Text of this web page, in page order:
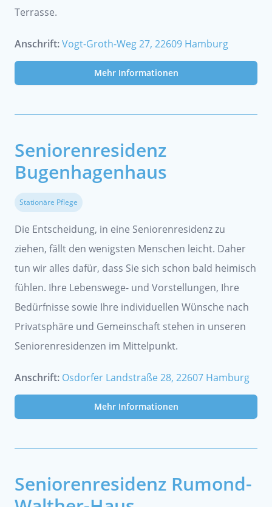
Terrasse.
Anschrift:Vogt-Groth-Weg 27, 22609 Hamburg
Mehr Informationen
Seniorenresidenz
Bugenhagenhaus
Stationäre Pflege
Die Entscheidung, in eine Seniorenresidenz zu
ziehen, fällt den wenigsten Menschen leicht. Daher
tun wir alles dafür, dass Sie sich schon bald heimisch
fühlen. Ihre Lebenswege- und Vorstellungen, Ihre
Bedürfnisse sowie Ihre individuellen Wünsche nach
Privatsphäre und Gemeinschaft stehen in unseren
Seniorenresidenzen im Mittelpunkt.
Anschrift: Osdorfer Landstraße 28, 22607 Hamburg
Mehr Informationen
Seniorenresidenz Rumond-